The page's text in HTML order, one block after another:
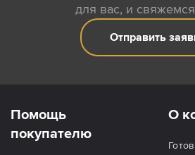
для вас, и
Отправить
Помощь
покупателю
О